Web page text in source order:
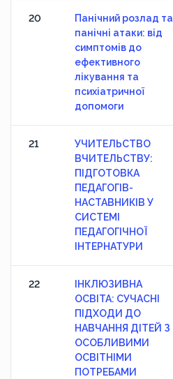
20
Панічний розлад та
панічні атаки: від
симптомів до
ефективного
лікування та
психіатричної
допомоги
21
УЧИТЕЛЬСТВО
ВЧИТЕЛЬСТВУ:
ПІДГОТОВКА
ПЕДАГОГІВ-
НАСТАВНИКІВ У
СИСТЕМІ
ПЕДАГОГІЧНОЇ
ІНТЕРНАТУРИ
22
ІНКЛЮЗИВНА
ОСВІТА: СУЧАСНІ
ПІДХОДИ ДО
НАВЧАННЯ ДІТЕЙ З
ОСОБЛИВИМИ
ОСВІТНІМИ
ПОТРЕБАМИ